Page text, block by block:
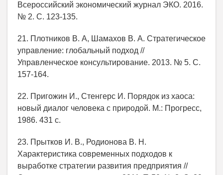
Всероссийский экономический журнал ЭКО. 2016.
№ 2. С. 123-135.
21. Плотников В. А, Шамахов В. А. Стратегическое
управление: глобальный подход //
Управленческое консультирование. 2013. № 5. С.
157-164.
22. Пригожин И., Стенгерс И. Порядок из хаоса:
новый диалог человека с природой. М.: Прогресс,
1986. 431 с.
23. Прытков И. В., Родионова В. Н.
Характеристика современных подходов к
выработке стратегии развития предприятия //